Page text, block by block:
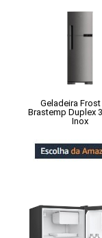
Geladeira Frost
Brastemp Duplex
Inox